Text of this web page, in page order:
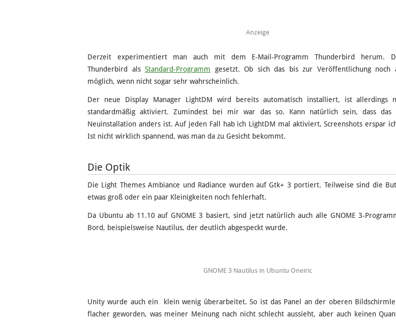
Anzeige
Derzeit experimentiert man auch mit dem E-Mail-Programm Thunderbird herum.
Thunderbird alsStandard-Programm gesetzt. Ob sich das bis zur Veröffentlichung noch
möglich, wenn nicht sogar sehr wahrscheinlich.
Der neue Display Manager LightDM wird bereits automatisch installiert, ist allerdings
standardmäßig aktiviert. Zumindest bei mir war das so. Kann natürlich sein, dass
Neuinstallation anders ist. Auf jeden Fall hab ich LightDM mal aktiviert, Screenshots erspar
Ist nicht wirklich spannend, was man da zu Gesicht bekommt.
Die Optik
Die Light Themes Ambiance und Radiance wurden auf Gtk+ 3 portiert. Teilweise sind die
etwas groß oder ein paar Kleinigkeiten noch fehlerhaft.
Da Ubuntu ab 11.10 auf GNOME 3 basiert, sind jetzt natürlich auch alle GNOME 3-
Bord, beispielsweise Nautilus, der deutlich abgespeckt wurde.
GNOME 3 Nautilus in Ubuntu Oneiric
Unity wurde auch ein klein wenig überarbeitet. So ist das Panel an der oberen
flacher geworden, was meiner Meinung nach nicht schlecht aussieht, aber auch keinen